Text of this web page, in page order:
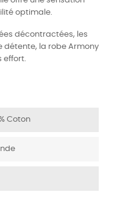
optimale.
décontractées, les
détente, la robe Armony
effort.
Coton